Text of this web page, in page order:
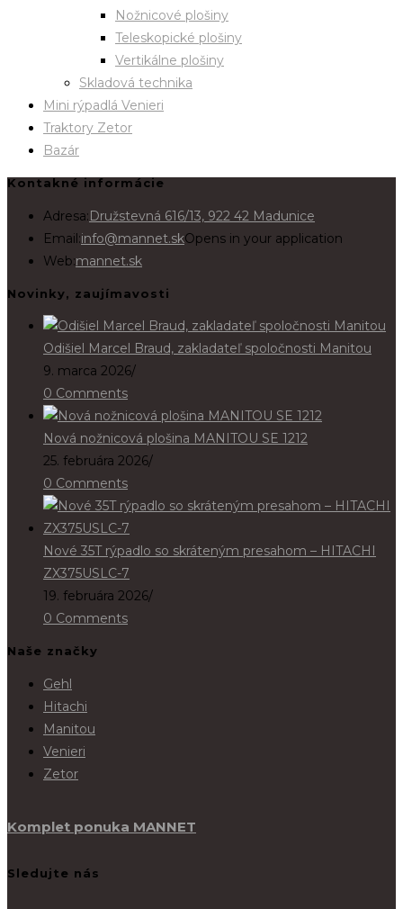
Nožnicové plošiny
Teleskopické plošiny
Vertikálne plošiny
Skladová technika
Mini rýpadlá Venieri
Traktory Zetor
Bazár
Kontakné informácie
Adresa:Družstevná 616/13, 922 42 Madunice
Email:info@mannet.skOpens in your application
Web:mannet.sk
Novinky, zaujímavosti
Odišiel Marcel Braud, zakladateľ spoločnosti Manitou
9. marca 2026/
0 Comments
Nová nožnicová plošina MANITOU SE 1212
25. februára 2026/
0 Comments
Nové 35T rýpadlo so skráteným presahom – HITACHI
ZX375USLC-7
19. februára 2026/
0 Comments
Naše značky
Gehl
Hitachi
Manitou
Venieri
Zetor
Komplet ponuka MANNET
Sledujte nás